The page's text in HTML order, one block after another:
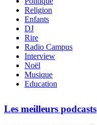
Religion
Enfants
DJ
Rire
Radio Campus
Interview
Noël
Musique
Education
Les meilleurs podcasts